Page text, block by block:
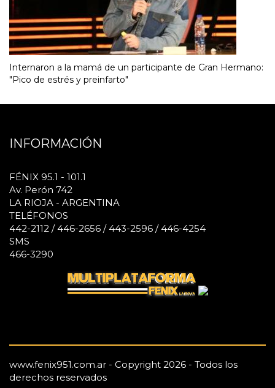
Internaron a la mamá de un participante de Gran Hermano:
"Pico de estrés y preinfarto"
INFORMACIÓN
FÉNIX 95.1 - 101.1
Av. Perón 742
LA RIOJA - ARGENTINA
TELÉFONOS
442-2112 / 446-2656 / 443-2596 / 446-4254
SMS
466-3290
www.fenix951.com.ar - Copyright 2026 - Todos los
derechos reservados